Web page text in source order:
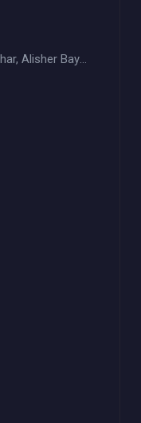
Adilet Zhaugashar, Alisher Bayniyazov